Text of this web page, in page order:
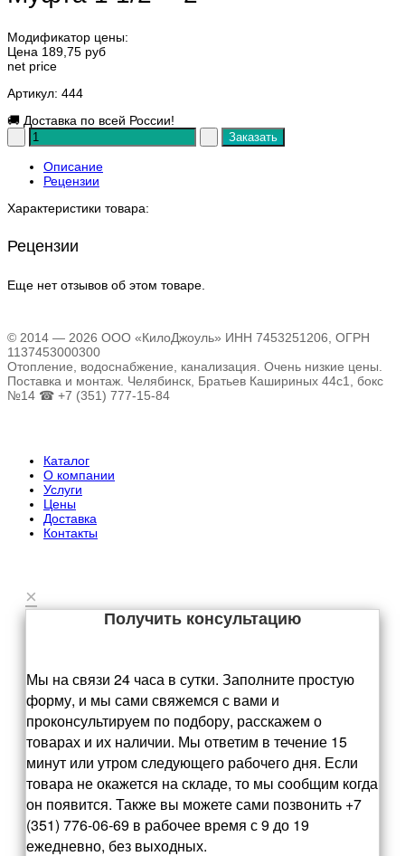
Модификатор цены:
Цена 189,75 руб
net price
Артикул: 444
🚚 Доставка по всей России!
Описание
Рецензии
Характеристики товара:
Рецензии
Еще нет отзывов об этом товаре.
© 2014 — 2026 ООО «КилоДжоуль» ИНН 7453251206, ОГРН
1137453000300
Отопление, водоснабжение, канализация. Очень низкие цены.
Поставка и монтаж. Челябинск, Братьев Кашириных 44с1, бокс
№14 ☎ +7 (351) 777-15-84
Каталог
О компании
Услуги
Цены
Доставка
Контакты
×
Получить консультацию
Мы на связи 24 часа в сутки. Заполните простую
форму, и мы сами свяжемся с вами и
проконсультируем по подбору, расскажем о
товарах и их наличии. Мы ответим в течение 15
минут или утром следующего рабочего дня. Если
товара не окажется на складе, то мы сообщим когда
он появится. Также вы можете сами позвонить +7
(351) 776-06-69 в рабочее время с 9 до 19
ежедневно, без выходных.